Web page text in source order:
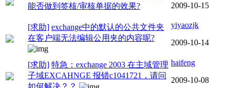
能否做到签核/审核单据的效果?
2009-10-15
[求助] exchange中的默认的公共文件夹
在客户端无法编辑公用夹的内容呢?
yiyaozjk
2009-10-14
[求助] 特急：exchange 2003 在主域管理
子域EXCAHNGE 报错c1041721，请问
如何解决？？
haifeng
2009-10-08